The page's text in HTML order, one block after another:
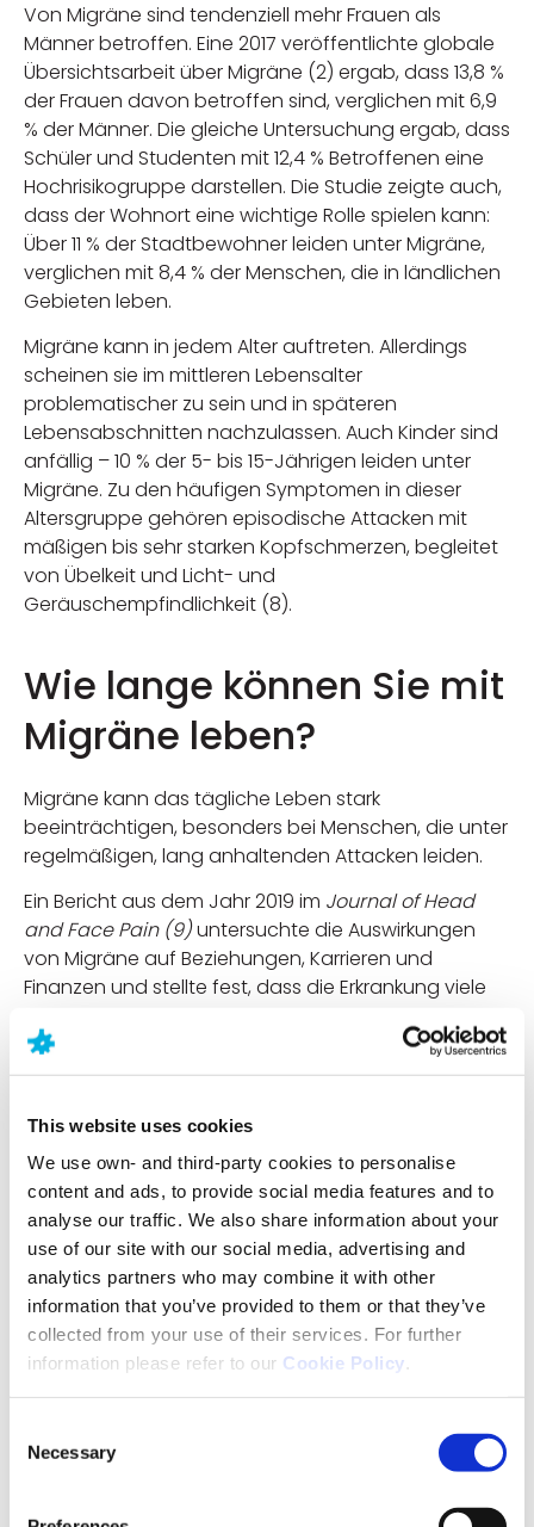
This website uses cookies
We use own- and third-party cookies to personalise
content and ads, to provide social media features and to
analyse our traffic. We also share information about your
use of our site with our social media, advertising and
analytics partners who may combine it with other
information that you’ve provided to them or that they’ve
collected from your use of their services. For further
information please refer to our Cookie Policy.
Selection
Necessary
Von Migräne sind tendenziell mehr Frauen als
Männer betroffen. Eine 2017 veröffentlichte globale
Übersichtsarbeit über Migräne (2) ergab, dass 13,8 %
der Frauen davon betroffen sind, verglichen mit 6,9
% der Männer. Die gleiche Untersuchung ergab, dass
Schüler und Studenten mit 12,4 % Betroffenen eine
Hochrisikogruppe darstellen. Die Studie zeigte auch,
dass der Wohnort eine wichtige Rolle spielen kann:
Über 11 % der Stadtbewohner leiden unter Migräne,
verglichen mit 8,4 % der Menschen, die in ländlichen
Gebieten leben.
Migräne kann in jedem Alter auftreten. Allerdings
scheinen sie im mittleren Lebensalter
problematischer zu sein und in späteren
Lebensabschnitten nachzulassen. Auch Kinder sind
anfällig – 10 % der 5- bis 15-Jährigen leiden unter
Migräne. Zu den häufigen Symptomen in dieser
Altersgruppe gehören episodische Attacken mit
mäßigen bis sehr starken Kopfschmerzen, begleitet
von Übelkeit und Licht- und
Geräuschempfindlichkeit (8).
Wie lange können Sie mit
Migräne leben?
Migräne kann das tägliche Leben stark
beeinträchtigen, besonders bei Menschen, die unter
regelmäßigen, lang anhaltenden Attacken leiden.
Ein Bericht aus dem Jahr 2019 im Journal of Head
and Face Pain (9)untersuchte die Auswirkungen
von Migräne auf Beziehungen, Karrieren und
Finanzen und stellte fest, dass die Erkrankung viele
kann. Dazu gehörten eheliche, romantische,
familiäre und Eltern-Kind-Beziehungen,
allgemeine Gesundheit. In dem Bericht gaben über
32 % der Umfrageteilnehmer an, dass sie sich
aufgrund von Migräne Sorgen um ihre langfristige‐
finanzielle Sicherheit machen.
Diagnose
Die Diagnose einer Migräne kann einige Zeit in
umfassen kann. Es kann nützlich sein, ein
Migränetagebuch zu führen, um den Ärzten zu